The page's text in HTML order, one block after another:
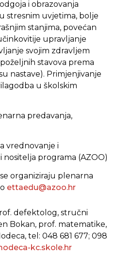
i obrazovanja
stresnim uvjetima, bolje
stanjima, povećan
upravljanje
svojim zdravljem
stavova prema
nastave). Primjenjivanje
u školskim
predavanja,
vrednovanje i
programa (AZOO)
organiziraju plenarna
ettaedu@azoo.hr
defektolog, stručni
Bokan, prof. matematike,
tel: 048 681 677; 098
kc.skole.hr